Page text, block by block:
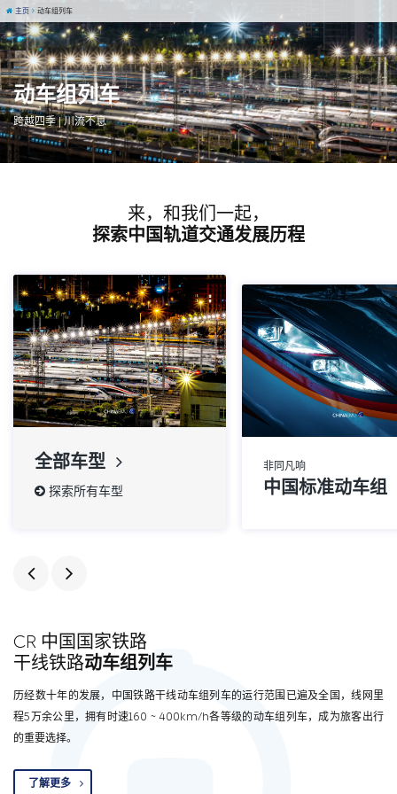
动车组列车
跨越四季 | 川流不息
主页 动车组列车
来，和我们一起，
探索中国轨道交通发展历程
全部车型
探索所有车型
非同凡响
中国标准动车组
CR 中国国家铁路
干线铁路动车组列车
历经数十年的发展，中国铁路干线动车组列车的运行范围已遍及全国，线网里
程5万余公里，拥有时速160 ~ 400km/h各等级的动车组列车，成为旅客出行
的重要选择。
了解更多